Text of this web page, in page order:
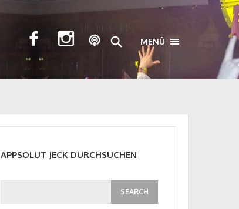
MENÜ TOGGLE
APPSOLUT JECK DURCHSUCHEN